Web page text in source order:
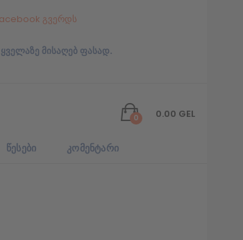
გვერდს
მისაღებ ფასად.
0 0.00 GEL
ᲬᲔᲡᲔᲑᲘ ᲙᲝᲛᲔᲜᲢᲐᲠᲘ